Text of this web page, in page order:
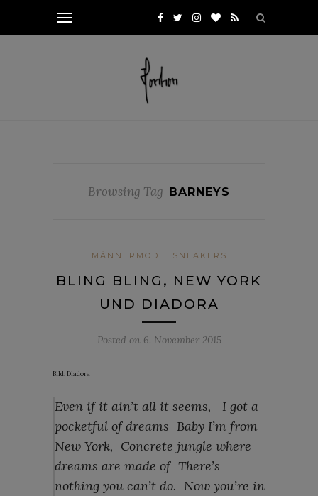
Browsing Tag BARNEYS
MÄNNERMODE SNEAKERS
BLING BLING, NEW YORK
UND DIADORA
Posted on 6. November 2015
Bild: Diadora
Even if it ain’t all it seems, I got a
pocketful of dreams Baby I’m from
New York, Concrete jungle where
dreams are made of There’s
nothing you can’t do. Now you’re in